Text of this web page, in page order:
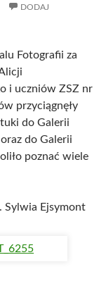
DODAJ
Fotografii za
i uczniów ZSZ nr
przyciągnęły
do Galerii
do Galerii
poznać wiele
Sylwia Ejsymont